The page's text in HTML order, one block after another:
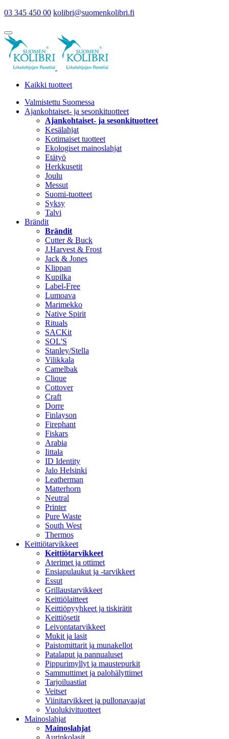
03 345 450 00 kolibri@suomenkolibri.fi
Kaikki tuotteet
Valmistettu Suomessa
Ajankohtaiset- ja sesonkituotteet
Ajankohtaiset- ja sesonkituotteet
Kesälahjat
Kotimaiset tuotteet
Ekologiset mainoslahjat
Etätyö
Herkkusetit
Joulu
Messut
Suomi-tuotteet
Syksy
Talvi
Brändit
Brändit
Cutter & Buck
J.Harvest & Frost
Jack & Jones
Klippan
Kupilka
Label-Free
Lumoava
Marimekko
Native Spirit
Rituals
SACKit
SOL'S
Stanley/Stella
Vilikkala
Camelbak
Clique
Cottover
Craft
Dorre
Finlayson
Firephant
Fiskars
Arabia
Iittala
ID Identity
Jalo Helsinki
Leatherman
Matterhorn
Neutral
Printer
Pure Waste
South West
Thermos
Keittiötarvikkeet
Keittiötarvikkeet
Aterimet ja ottimet
Ensiapulaukut ja -tarvikkeet
Essut
Grillaustarvikkeet
Keittiölaitteet
Keittiöpyyhkeet ja tiskirätit
Keittiösetit
Leivontatarvikkeet
Mukit ja lasit
Paistomittarit ja munakellot
Patalaput ja pannualuset
Pippurimyllyt ja maustepurkit
Sammuttimet ja palohälyttimet
Tarjoiluastiat
Veitset
Viinitarvikkeet ja pullonavaajat
Vuolukivituotteet
Mainoslahjat
Mainoslahjat
Aurinkolasit